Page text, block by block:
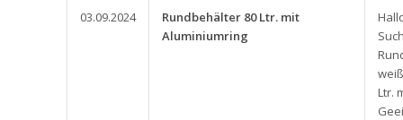
03.09.2024
Rundbehälter 80 Ltr. mit
Aluminiumring
Ltr.